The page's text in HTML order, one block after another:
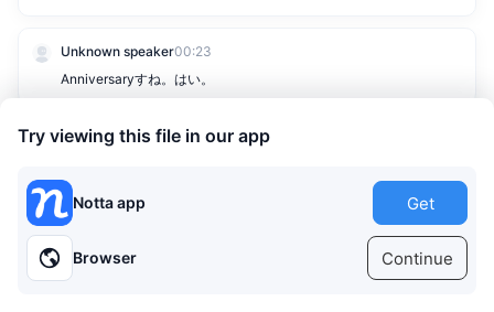
Try viewing this file in our app
Notta app Get
Browser Continue
Unknown speaker00:23
Anniversaryすね。はい。
Unknown speaker00:27
Unknown speaker
みゅうです。
00:00 30:39